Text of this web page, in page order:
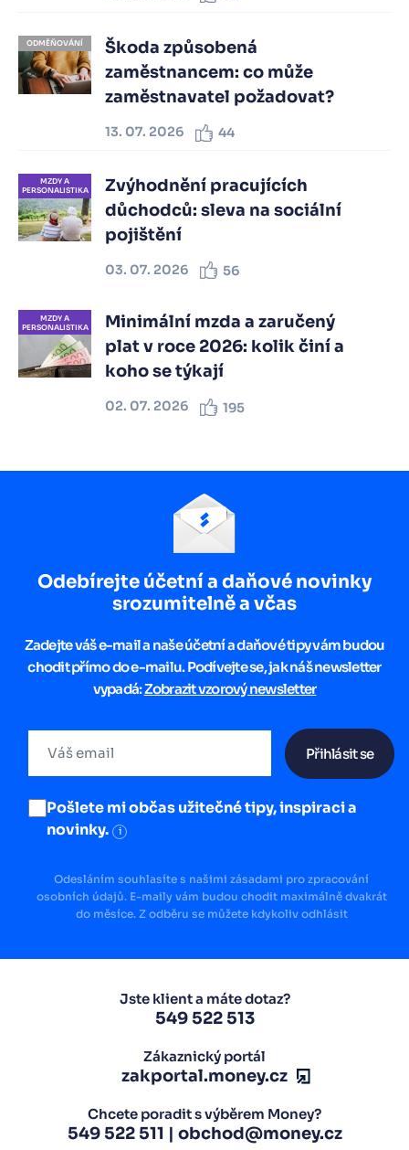
ODMĚŇOVÁNÍ
Škoda způsobená
zaměstnancem: co může
zaměstnavatel požadovat?
13. 07. 2026 44
MZDY A
PERSONALISTIKA
Zvýhodnění pracujících
důchodců: sleva na sociální
pojištění
03. 07. 2026 56
MZDY A
PERSONALISTIKA
Minimální mzda a zaručený
plat v roce 2026: kolik činí a
koho se týkají
02. 07. 2026 195
Odebírejte účetní a daňové novinky
srozumitelně a včas
Zadejte váš e-mail a naše účetní a daňové tipy vám budou
chodit přímo do e-mailu. Podívejte se, jak náš newsletter
vypadá:Zobrazit vzorový newsletter
Přihlásit se
Pošlete mi občas užitečné tipy, inspiraci a
novinky.
i
Odesláním souhlasíte s našimi zásadami pro zpracování
osobních údajů. E-maily vám budou chodit maximálně dvakrát
do měsíce. Z odběru se můžete kdykoliv odhlásit
Jste klient a máte dotaz?
549 522 513
Zákaznický portál
zakportal.money.cz
Chcete poradit s výběrem Money?
549 522 511 | obchod@money.cz